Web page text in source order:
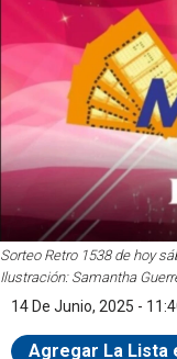
Sorteo Retro 1538 de hoy
Ilustración: Samantha
14 De Junio, 2025 -
Agregar La Lista